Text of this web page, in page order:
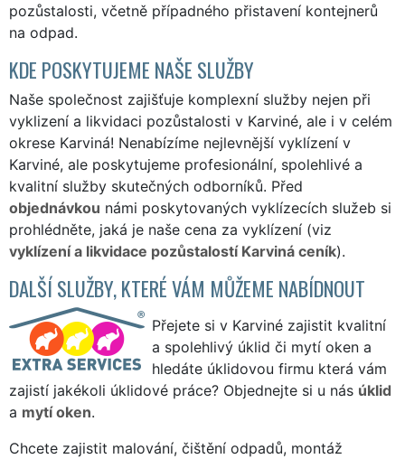
pozůstalosti, včetně případného přistavení kontejnerů
na odpad.
KDE POSKYTUJEME NAŠE SLUŽBY
Naše společnost zajišťuje komplexní služby nejen při
vyklizení a likvidaci pozůstalosti v Karviné, ale i v celém
okrese Karviná! Nenabízíme nejlevnější vyklízení v
Karviné, ale poskytujeme profesionální, spolehlivé a
kvalitní služby skutečných odborníků. Před
objednávkou námi poskytovaných vyklízecích služeb si
prohlédněte, jaká je naše cena za vyklízení (viz
vyklízení a likvidace pozůstalostí Karviná ceník).
DALŠÍ SLUŽBY, KTERÉ VÁM MŮŽEME NABÍDNOUT
Přejete si v Karviné zajistit kvalitní
a spolehlivý úklid či mytí oken a
hledáte úklidovou firmu která vám
zajistí jakékoli úklidové práce? Objednejte si u nás úklid
a mytí oken.
Chcete zajistit malování, čištění odpadů, montáž